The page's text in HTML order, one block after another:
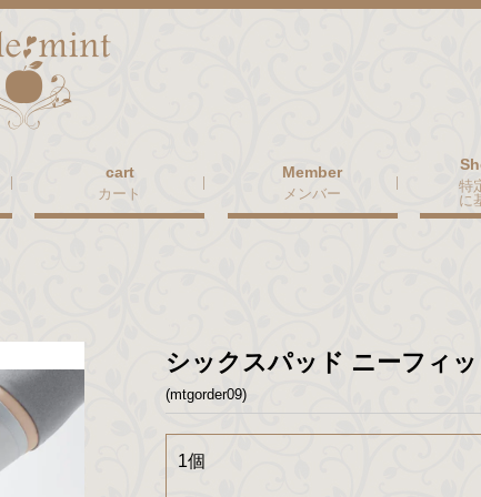
カート メンバー
特
に
シックスパッド ニーフィッ
(mtgorder09)
1個